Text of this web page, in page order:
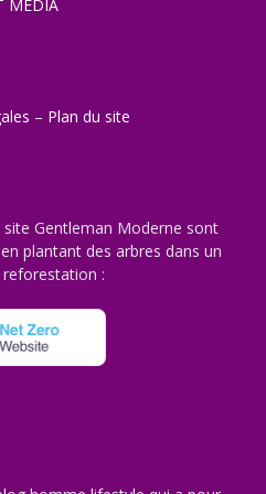
MEDIA
– Plan du site
site Gentleman Moderne sont
plantant des arbres dans un
: